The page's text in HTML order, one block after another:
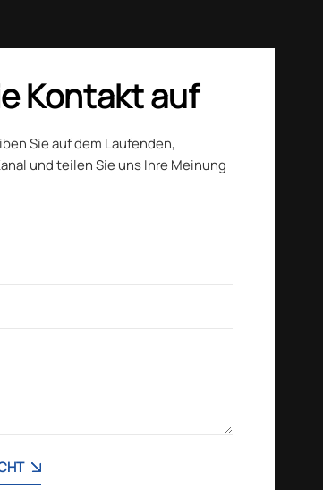
Kontakt auf
Sie auf dem Laufenden,
und teilen Sie uns Ihre Meinung